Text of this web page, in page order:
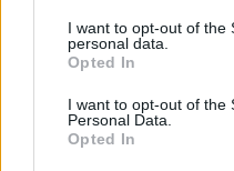
not limited to your visit or
grant or deny consent to
use your data for below
consent section.
I want to opt-out of the
personal data.
Opted In
I want to opt-out of the
Personal Data.
Opted In